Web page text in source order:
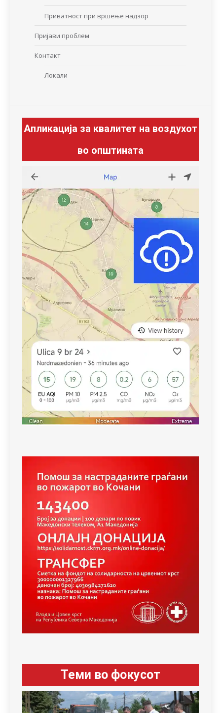
Приватност при вршење надзор
Пријави проблем
Контакт
Локали
Апликација за квалитет на воздухот
во општината
Теми во фокусот